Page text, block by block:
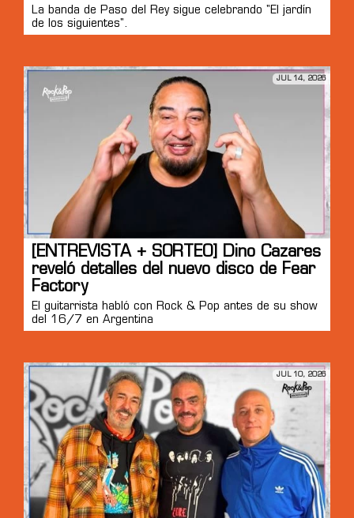
La banda de Paso del Rey sigue celebrando "El jardín
de los siguientes".
JUL 14, 2026
[ENTREVISTA + SORTEO] Dino Cazares
reveló detalles del nuevo disco de Fear
Factory
El guitarrista habló con Rock & Pop antes de su show
del 16/7 en Argentina
JUL 10, 2026